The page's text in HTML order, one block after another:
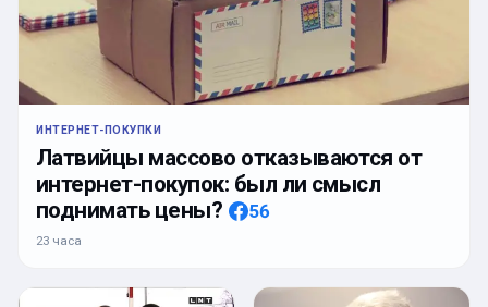
ИНТЕРНЕТ-ПОКУПКИ
Латвийцы массово отказываются от
интернет-покупок: был ли смысл
поднимать цены?
56
23 часа